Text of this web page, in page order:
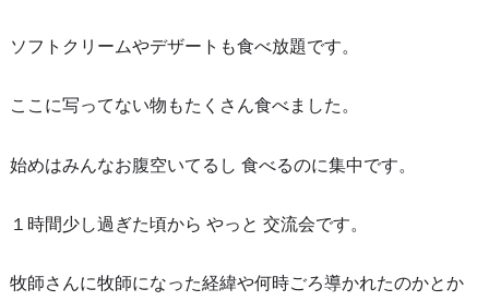
ソフトクリームやデザートも食べ放題です。
ここに写ってない物もたくさん食べました。
始めはみんなお腹空いてるし 食べるのに集中です。
１時間少し過ぎた頃から やっと 交流会です。
牧師さんに牧師になった経緯や何時ごろ導かれたのかとか